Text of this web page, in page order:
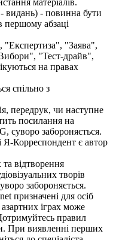
видань) - повинна бути
першому абзаці
"Заява",
"Тест-драйв",
на правах
спільно з
передрук, чи наступне
посилання на
суворо забороняється.
Я-Корреспондент є автор
відтворення
творів
забороняється.
призначені для осіб
іграх може
правил
При виявленні перших